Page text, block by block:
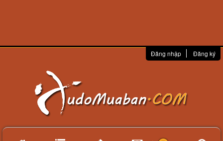
Đăng nhập Đăng ký